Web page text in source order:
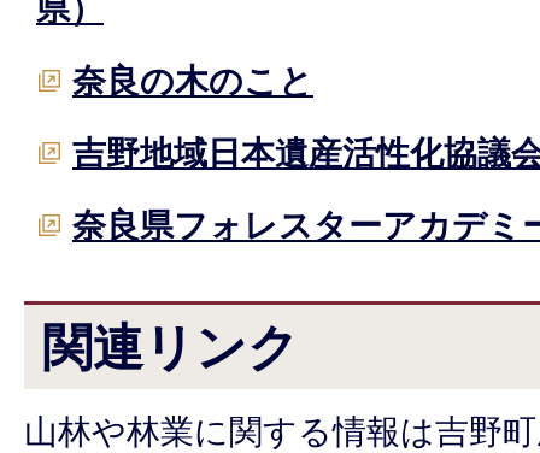
県）
奈良の木のこと
吉野地域日本遺産活性化協議
奈良県フォレスターアカデミ
関連リンク
山林や林業に関する情報は吉野